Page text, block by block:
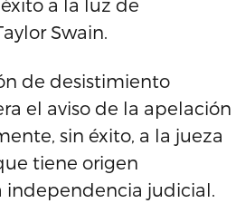
a la luz de
Swain.
de desistimiento
el aviso de la apelación
sin éxito, a la jueza
tiene origen
independencia judicial.